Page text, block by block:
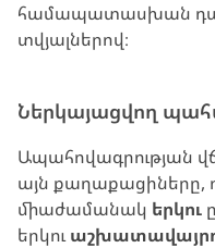
համապատասխան
տվյալներով։
Ներկայացվող
Ապահովագրության
այն քաղաքացիները,
միաժամանակ երկու
երկու